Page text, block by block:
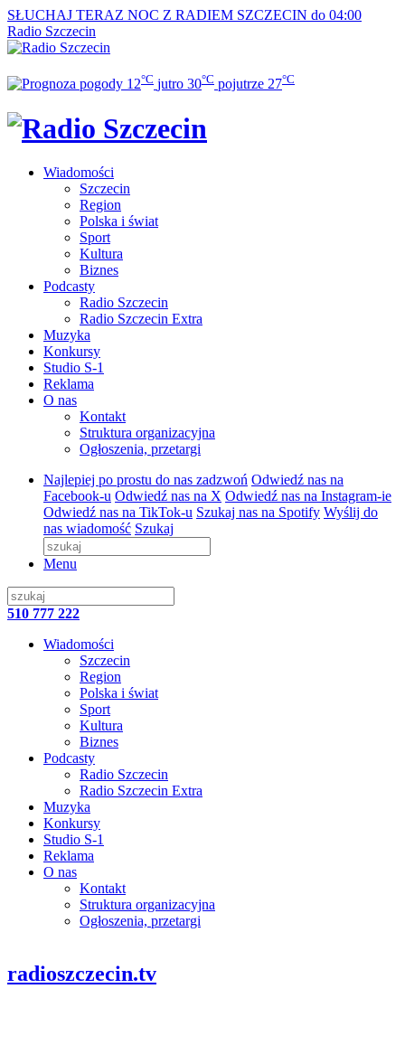
SŁUCHAJ TERAZ NOC Z RADIEM SZCZECIN do 04:00
Radio Szczecin
12°C jutro 30°C pojutrze 27°C
Wiadomości
Szczecin
Region
Polska i świat
Sport
Kultura
Biznes
Podcasty
Radio Szczecin
Radio Szczecin Extra
Muzyka
Konkursy
Studio S-1
Reklama
O nas
Kontakt
Struktura organizacyjna
Ogłoszenia, przetargi
Najlepiej po prostu do nas zadzwoń Odwiedź nas na
Facebook-u Odwiedź nas na X Odwiedź nas na Instagram-ie
Odwiedź nas na TikTok-u Szukaj nas na Spotify Wyślij do
nas wiadomość Szukaj
Menu
510 777 222
Wiadomości
Szczecin
Region
Polska i świat
Sport
Kultura
Biznes
Podcasty
Radio Szczecin
Radio Szczecin Extra
Muzyka
Konkursy
Studio S-1
Reklama
O nas
Kontakt
Struktura organizacyjna
Ogłoszenia, przetargi
radioszczecin.tv